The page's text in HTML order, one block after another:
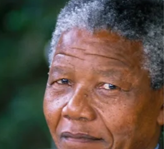
n'encourageaient pas l'Espagne pour son histoire
coloniale, mais pour s'opposer au racisme et au
silence associés à l'Argentine. Thomas énumère
les incidents : insultes raciales des supporters,
chants racistes de l'équipe nationale après la
América, et le soutien controversé du président
Milei à Israël, renforcé par les propos de Net